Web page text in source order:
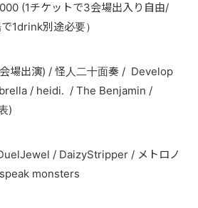
(1チケットで3会場出入り自由/
1drink別途必要）
場出演) / 怪人二十面奏 / Develop
/ heidi. / The Benjamin /
)
/ DaizyStripper / メトロノ
monsters